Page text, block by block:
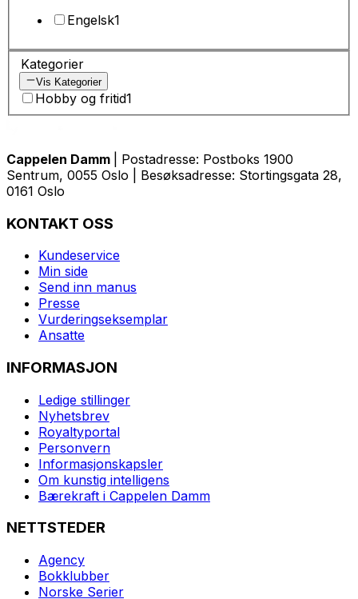
Engelsk1
Kategorier
Vis Kategorier
Hobby og fritid1
Cappelen Damm
| Postadresse: Postboks 1900
Sentrum, 0055 Oslo | Besøksadresse: Stortingsgata 28,
0161 Oslo
KONTAKT OSS
Kundeservice
Min side
Send inn manus
Presse
Vurderingseksemplar
Ansatte
INFORMASJON
Ledige stillinger
Nyhetsbrev
Royaltyportal
Personvern
Informasjonskapsler
Om kunstig intelligens
Bærekraft i Cappelen Damm
NETTSTEDER
Agency
Bokklubber
Norske Serier